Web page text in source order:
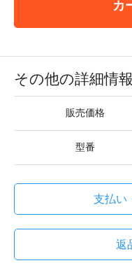
カ
その他の詳細情報
販売価格
型番
支払い
返